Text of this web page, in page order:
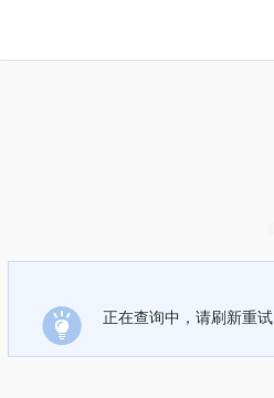
正在查询中，请刷新重试